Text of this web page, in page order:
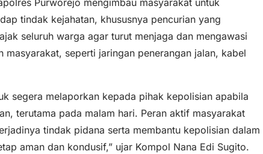
Purworejo mengimbau masyarakat untuk
tindak kejahatan, khususnya pencurian yang
seluruh warga agar turut menjaga dan mengawasi
masyarakat, seperti jaringan penerangan jalan, kabel
segera melaporkan kepada pihak kepolisian apabila
terutama pada malam hari. Peran aktif masyarakat
tindak pidana serta membantu kepolisian dalam
aman dan kondusif,” ujar Kompol Nana Edi Sugito.